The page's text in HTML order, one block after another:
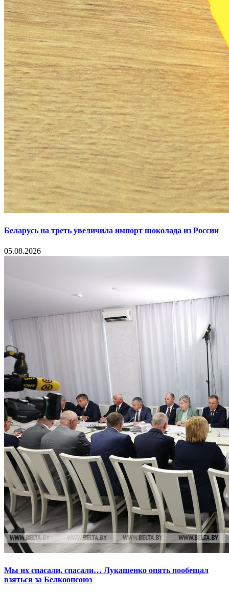
Беларусь на треть увеличила импорт шоколада из России
05.08.2026
Мы их спасали, спасали… Лукашенко опять пообещал
взяться за Белкоопсоюз